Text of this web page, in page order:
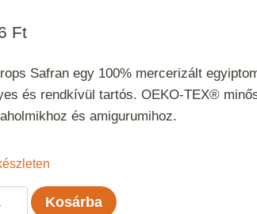
Ft
Safran egy 100% mercerizált
és rendkívül tartós. OEKO-TEX®
és amigurumihoz.
Kosárba